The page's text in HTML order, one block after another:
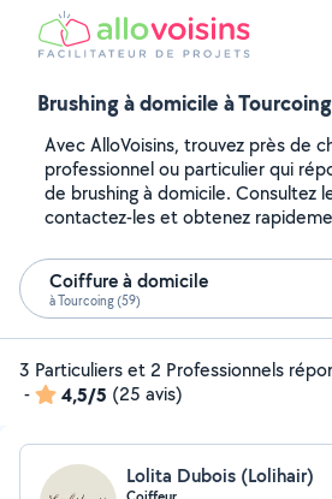
Brushing à domicile à
Avec AlloVoisins, trouvez près de
professionnel ou particulier qui
de brushing à domicile. Consultez
contactez-les et obtenez
Coiffure à domicile
à Tourcoing (59)
3 Particuliers et 2 Professionnels
-
4,5/5 (25 avis)
Lolita Dubois (Lolihair)